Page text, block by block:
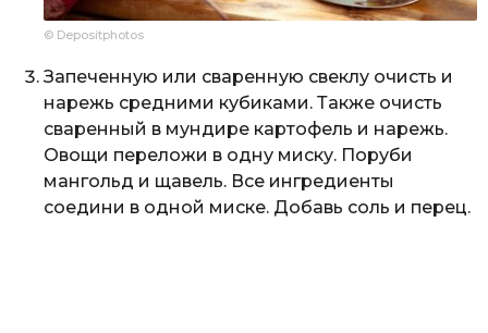
© Depositphotos
Запеченную или сваренную свеклу очисть и
нарежь средними кубиками. Также очисть
сваренный в мундире картофель и нарежь.
Овощи переложи в одну миску. Поруби
мангольд и щавель. Все ингредиенты
соедини в одной миске. Добавь соль и перец.